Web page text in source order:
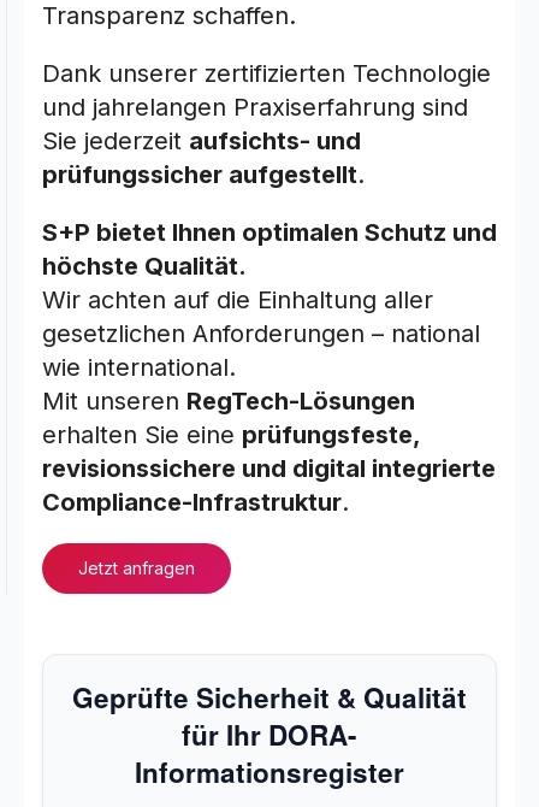
Transparenz schaffen.
Dank unserer zertifizierten Technologie
und jahrelangen Praxiserfahrung sind
Sie jederzeit aufsichts- und
prüfungssicher aufgestellt.
S+P bietet Ihnen optimalen Schutz und
höchste Qualität.
Wir achten auf die Einhaltung aller
gesetzlichen Anforderungen – national
wie international.
Mit unseren RegTech-Lösungen
erhalten Sie eine prüfungsfeste,
revisionssichere und digital integrierte
Compliance-Infrastruktur.
Jetzt anfragen
Geprüfte Sicherheit & Qualität
für Ihr DORA-
Informationsregister